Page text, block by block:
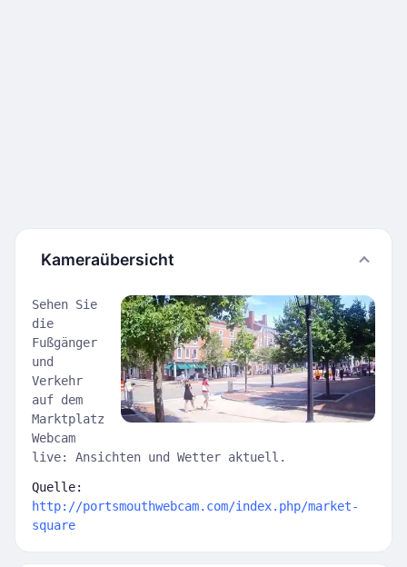
Kameraübersicht
Sehen Sie
die
Fußgänger
und
Verkehr
auf dem
Marktplatz
Webcam
live: Ansichten und Wetter aktuell.
Quelle:
http://portsmouthwebcam.com/index.php/market-
square